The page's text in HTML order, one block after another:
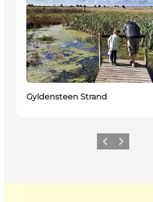
Gyldensteen Strand
ZurückWeiter